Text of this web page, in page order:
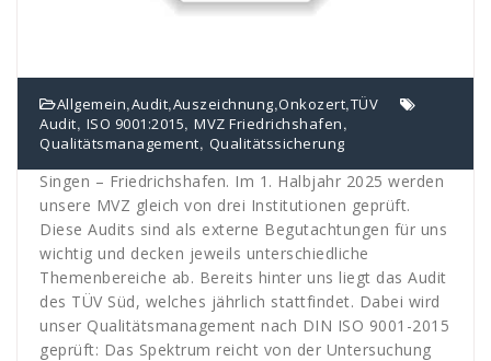
Allgemein,Audit,Auszeichnung,Onkozert,TÜV
Audit, ISO 9001:2015, MVZ Friedrichshafen,
Qualitätsmanagement, Qualitätssicherung
Singen – Friedrichshafen. Im 1. Halbjahr 2025 werden
unsere MVZ gleich von drei Institutionen geprüft.
Diese Audits sind als externe Begutachtungen für uns
wichtig und decken jeweils unterschiedliche
Themenbereiche ab. Bereits hinter uns liegt das Audit
des TÜV Süd, welches jährlich stattfindet. Dabei wird
unser Qualitätsmanagement nach DIN ISO 9001-2015
geprüft: Das Spektrum reicht von der Untersuchung